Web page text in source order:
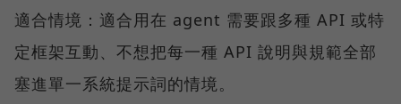
適合情境：適合用在 agent 需要跟多種 API 或特
定框架互動、不想把每一種 API 說明與規範全部
塞進單一系統提示詞的情境。